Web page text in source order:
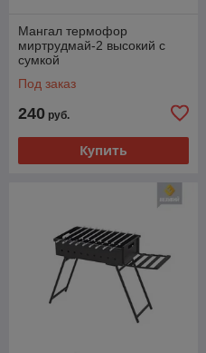
Мангал термофор
миртрудмай-2 высокий с
сумкой
Под заказ
240 руб.
Купить